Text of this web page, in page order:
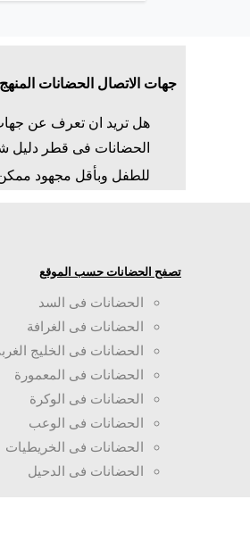
جهات الاتصال الحضانات
هل تريد ان تعرف عن
الحضانات فى قطر دليل
للطفل وبأقل مجهود
تصفح الحضانات حسب الموقع
الحضانات فى السد
الحضانات فى الغرافة
الحضانات فى الخليج
الحضانات فى المعمورة
الحضانات فى الوكرة
الحضانات فى الوعب
الحضانات فى الخريطيات
الحضانات فى الدحيل